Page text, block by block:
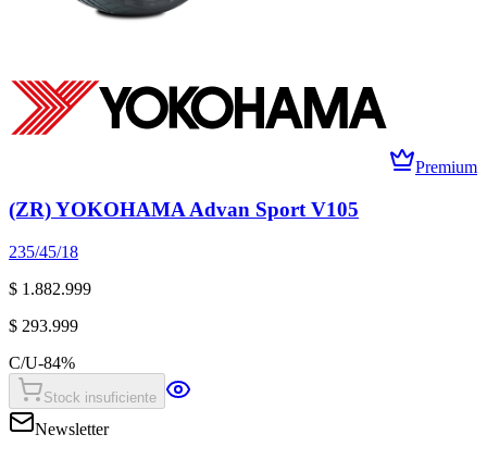
Premium
(ZR) YOKOHAMA Advan Sport V105
235/45/18
$ 1.882.999
$ 293.999
C/U-84%
Stock insuficiente
Newsletter